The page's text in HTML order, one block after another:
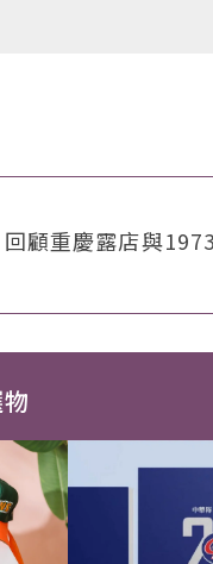
顧重慶露店與